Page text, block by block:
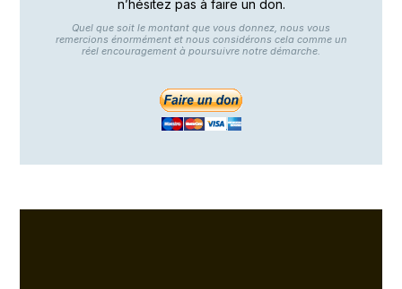
n’hésitez pas à faire un don.
Quel que soit le montant que vous donnez, nous vous
remercions énormément et nous considérons cela comme un
réel encouragement à poursuivre notre démarche.